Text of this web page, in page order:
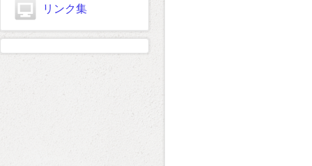
リンク集